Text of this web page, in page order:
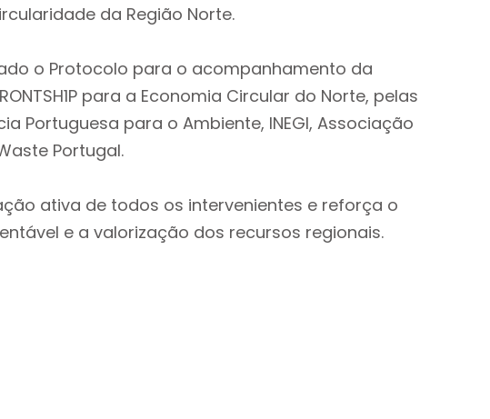
da Região Norte.
o Protocolo para o acompanhamento da
para a Economia Circular do Norte, pelas
Portuguesa para o Ambiente, INEGI, Associação
Portugal.
ativa de todos os intervenientes e reforça o
e a valorização dos recursos regionais.